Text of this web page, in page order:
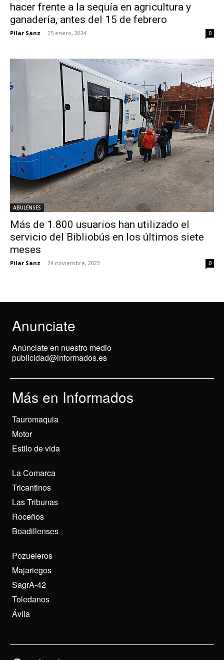
hacer frente a la sequía en agricultura y
ganadería, antes del 15 de febrero
Pilar Sanz - 25 enero, 2024 0
ABULENSES
Más de 1.800 usuarios han utilizado el
servicio del Bibliobús en los últimos siete
meses
Pilar Sanz - 24 noviembre, 2023 0
Anunciate
Anúnciate en nuestro medio
publicidad@informados.es
Más en Informados
Tauromaquia
Motor
Estilo de vida
La Comarca
Tricantinos
Las Tribunas
Roceños
Boadillenses
Pozueleros
Majariegos
SagrA-42
Toledanos
Ávila